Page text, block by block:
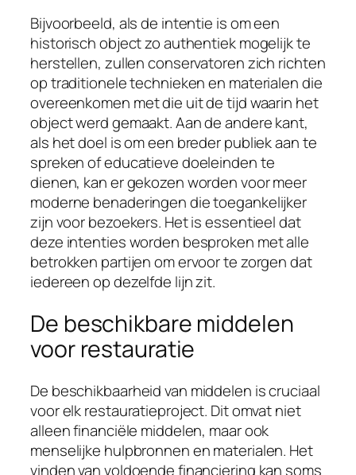
Bijvoorbeeld, als de intentie is om een
historisch object zo authentiek mogelijk te
herstellen, zullen conservatoren zich richten
op traditionele technieken en materialen die
overeenkomen met die uit de tijd waarin het
object werd gemaakt. Aan de andere kant,
als het doel is om een breder publiek aan te
spreken of educatieve doeleinden te
dienen, kan er gekozen worden voor meer
moderne benaderingen die toegankelijker
zijn voor bezoekers. Het is essentieel dat
deze intenties worden besproken met alle
betrokken partijen om ervoor te zorgen dat
iedereen op dezelfde lijn zit.
De beschikbare middelen
voor restauratie
De beschikbaarheid van middelen is cruciaal
voor elk restauratieproject. Dit omvat niet
alleen financiële middelen, maar ook
menselijke hulpbronnen en materialen. Het
vinden van voldoende financiering kan soms